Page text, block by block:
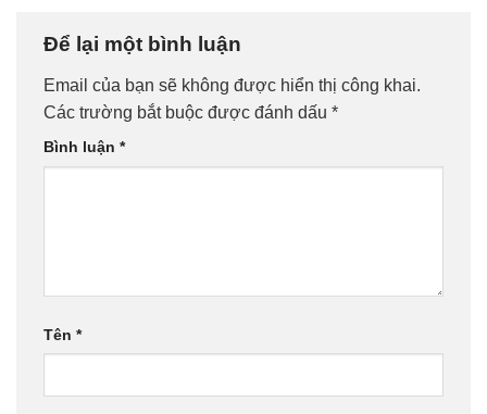
Để lại một bình luận
Email của bạn sẽ không được hiển thị công khai.
Các trường bắt buộc được đánh dấu *
Bình luận *
Tên *